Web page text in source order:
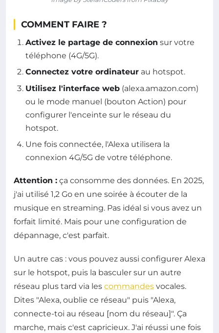
COMMENT FAIRE ?
Activez le partage de connexion sur votre
téléphone (4G/5G).
Connectez votre ordinateur au hotspot.
Utilisez l'interface web (alexa.amazon.com)
ou le mode manuel (bouton Action) pour
configurer l'enceinte sur le réseau du
hotspot.
Une fois connectée, l'Alexa utilisera la
connexion 4G/5G de votre téléphone.
Attention : ça consomme des données. En 2025,
j'ai utilisé 1,2 Go en une soirée à écouter de la
musique en streaming. Pas idéal si vous avez un
forfait limité. Mais pour une configuration de
dépannage, c'est parfait.
Un autre cas : vous pouvez aussi configurer Alexa
sur le hotspot, puis la basculer sur un autre
réseau plus tard via les commandes vocales.
Dites "Alexa, oublie ce réseau" puis "Alexa,
connecte-toi au réseau [nom du réseau]". Ça
marche, mais c'est capricieux. J'ai réussi une fois